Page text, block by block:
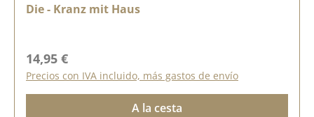
Die - Kranz mit Haus
Precio normal:
14,95 €
Precios con IVA incluido, más gastos de envío
A la cesta